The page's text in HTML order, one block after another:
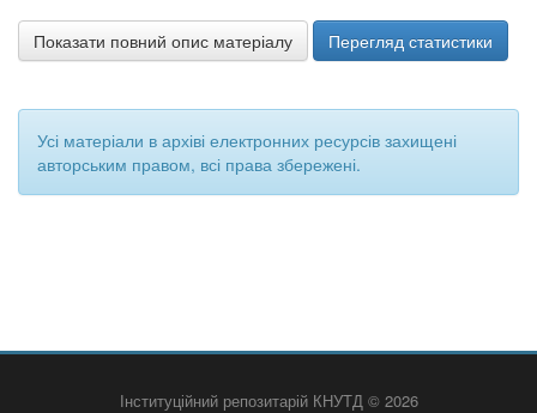
Показати повний опис матеріалу Перегляд статистики
Усі матеріали в архіві електронних ресурсів захищені
авторським правом, всі права збережені.
Інституційний репозитарій КНУТД © 2026